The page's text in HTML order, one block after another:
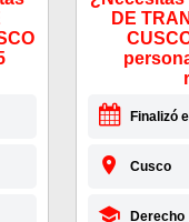
DE
Finalizó
Cusco
Derecho